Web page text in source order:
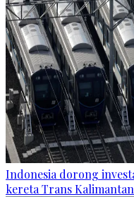
Indonesia dorong
kereta Trans Kalimantan